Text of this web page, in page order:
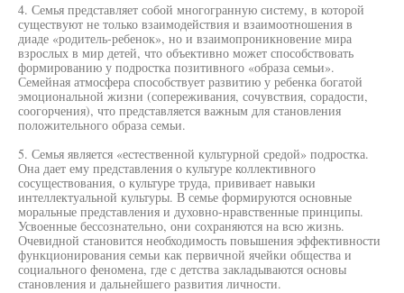
4. Семья представляет собой многогранную систему, в которой
существуют не только взаимодействия и взаимоотношения в
диаде «родитель-ребенок», но и взаимопроникновение мира
взрослых в мир детей, что объективно может способствовать
формированию у подростка позитивного «образа семьи».
Семейная атмосфера способствует развитию у ребенка богатой
эмоциональной жизни (сопереживания, сочувствия, сорадости,
соогорчения), что представляется важным для становления
положительного образа семьи.
5. Семья является «естественной культурной средой» подростка.
Она дает ему представления о культуре коллективного
сосуществования, о культуре труда, прививает навыки
интеллектуальной культуры. В семье формируются основные
моральные представления и духовно-нравственные принципы.
Усвоенные бессознательно, они сохраняются на всю жизнь.
Очевидной становится необходимость повышения эффективности
функционирования семьи как первичной ячейки общества и
социального феномена, где с детства закладываются основы
становления и дальнейшего развития личности.